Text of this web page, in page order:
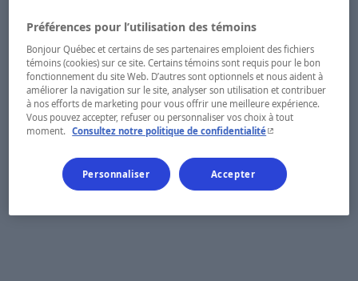
Préférences pour l’utilisation des témoins
Bonjour Québec et certains de ses partenaires emploient des fichiers
témoins (cookies) sur ce site. Certains témoins sont requis pour le bon
fonctionnement du site Web. D’autres sont optionnels et nous aident à
améliorer la navigation sur le site, analyser son utilisation et contribuer
à nos efforts de marketing pour vous offrir une meilleure expérience.
Vous pouvez accepter, refuser ou personnaliser vos choix à tout
moment. Consultez notre politique de confidentialité- Cet hyperlien
Personnaliser Accepter